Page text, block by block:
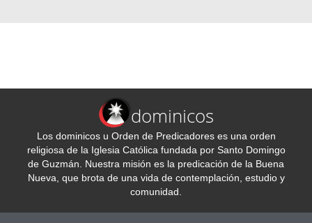
dominicos
Los dominicos u Orden de Predicadores es una orden
religiosa de la Iglesia Católica fundada por Santo Domingo
de Guzmán. Nuestra misión es la predicación de la Buena
Nueva, que brota de una vida de contemplación, estudio y
comunidad.